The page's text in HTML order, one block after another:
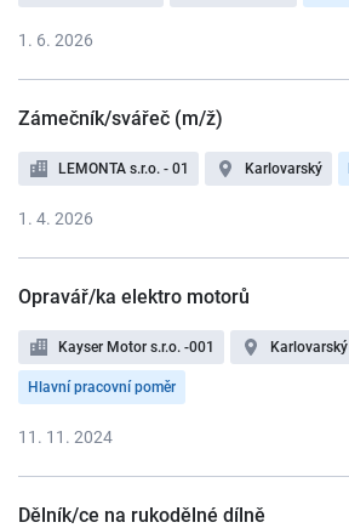
1. 6. 2026
Zámečník/svářeč (m/ž)
LEMONTA s.r.o. - 01 Karlovarský
1. 4. 2026
Opravář/ka elektro motorů
Kayser Motor s.r.o. -001 Karlovarský
Hlavní pracovní poměr
11. 11. 2024
Dělník/ce na rukodělné dílně